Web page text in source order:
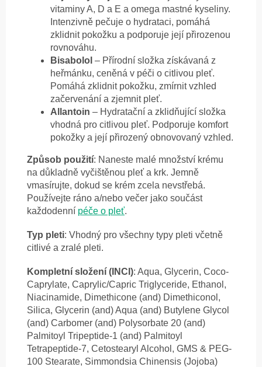
vitaminy A, D a E a omega mastné kyseliny.
Intenzivně pečuje o hydrataci, pomáhá
zklidnit pokožku a podporuje její přirozenou
rovnováhu.
Bisabolol – Přírodní složka získávaná z
heřmánku, ceněná v péči o citlivou pleť.
Pomáhá zklidnit pokožku, zmírnit vzhled
začervenání a zjemnit pleť.
Allantoin – Hydratační a zklidňující složka
vhodná pro citlivou pleť. Podporuje komfort
pokožky a její přirozený obnovovaný vzhled.
Způsob použití: Naneste malé množství krému
na důkladně vyčištěnou pleť a krk. Jemně
vmasírujte, dokud se krém zcela nevstřebá.
Používejte ráno a/nebo večer jako součást
každodenní péče o pleť.
Typ pleti: Vhodný pro všechny typy pleti včetně
citlivé a zralé pleti.
Kompletní složení (INCI): Aqua, Glycerin, Coco-
Caprylate, Caprylic/Capric Triglyceride, Ethanol,
Niacinamide, Dimethicone (and) Dimethiconol,
Silica, Glycerin (and) Aqua (and) Butylene Glycol
(and) Carbomer (and) Polysorbate 20 (and)
Palmitoyl Tripeptide-1 (and) Palmitoyl
Tetrapeptide-7, Cetostearyl Alcohol, GMS & PEG-
100 Stearate, Simmondsia Chinensis (Jojoba)